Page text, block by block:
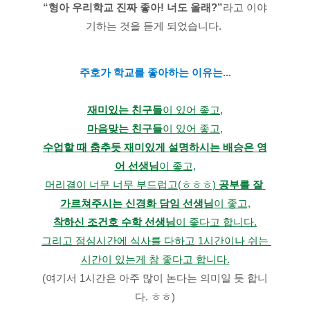
“형아 우리학교 진짜 좋아! 너도 올래?”라고 이야
기하는 것을 듣게 되었습니다.
주호가 학교를 좋아하는 이유는...
재미있는 친구들이 있어 좋고,
마음맞는 친구들이 있어 좋고,
수업할 때 춤추듯 재미있게 설명하시는 배승은 영
어 선생님이 좋고,
머리결이 너무 너무 부드럽고(ㅎㅎㅎ) 공부를 잘
가르쳐주시는 신경화 담임 선생님이 좋고,
착하신 조건호 수학 선생님이 좋다고 합니다.
그리고 점심시간에 식사를 다하고 1시간이나 쉬는
시간이 있는게 참 좋다고 합니다.
(여기서 1시간은 아주 많이 논다는 의미일 듯 합니
다. ㅎㅎ)